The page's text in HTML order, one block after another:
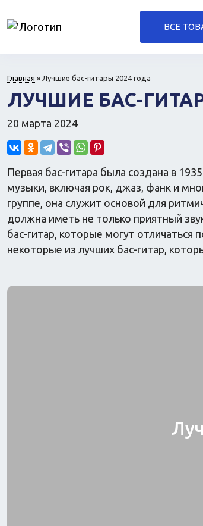
ВСЕ
периферия
Для кухни
Прочая техника
Компьютеры
Для офиса
Игрушки
Прочее
Автокресла
Питание
Главная » Лучшие бас-гитары 2024 года
ЛУЧШИЕ БАС-
20 марта 2024
Первая бас-гитара была создана в
музыки, включая рок, джаз, фанк и
группе, она служит основой для
должна иметь не только приятный
бас-гитар, которые могут отличаться
некоторые из лучших бас-гитар,